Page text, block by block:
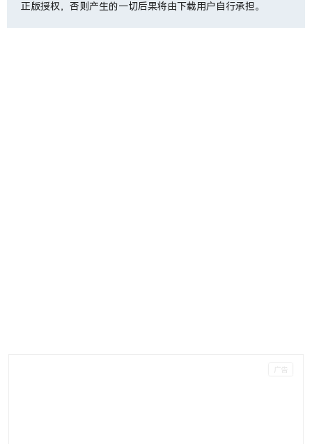
正版授权，否则产生的一切后果将由下载用户自行承担。